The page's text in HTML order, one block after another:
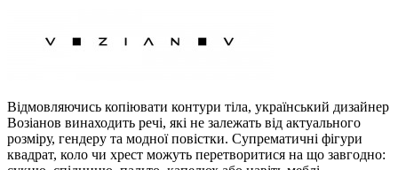
Відмовляючись копіювати контури тіла, український дизайнер
Возіанов винаходить речі, які не залежать від актуального
розміру, гендеру та модної повістки. Супрематичні фігури
квадрат, коло чи хрест можуть перетворитися на що завгодно: